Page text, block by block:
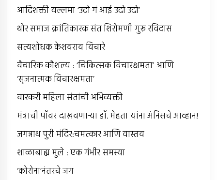
आदिशक्ती यल्लमा ‘उदो गं आई उदो उदो’
थोर समाज क्रांतिकारक संत शिरोमणी गुरू रविदास
सत्यशोधक केशवराव विचारे
वैचारिक कौशल्य : ‘चिकित्सक विचारक्षमता’ आणि
‘सृजनात्मक विचारक्षमता’
वारकरी महिला संतांची अभिव्यक्ती
मंत्राची पॉवर दाखवणार्‍या डॉ. मेहता यांना अंनिसचे आव्हान!
जगन्नाथ पुरी मंदिर:चमत्कार आणि वास्तव
शाळाबाह्य मुले : एक गंभीर समस्या
‘कोरोना’नंतरचे जग